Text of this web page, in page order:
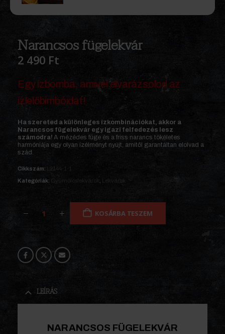
Narancsos fügelekvár
2 490 Ft
Egy ízbomba, amivel elvarázsolod az
ízlelőbimbóidat!
Ha szereted a különleges ízkombinációkat, akkor a
Narancsos fügelekvár egy igazi felfedezés lesz
számodra! A mézédes füge és a friss narancs tökéletes
harmóniája egy olyan ízélményt nyújt, amitől garantáltan elolvad a
szád.
Cikkszám:
L2144-1-1
Kategóriák: Gyümölcslekvárok Lekvárok
KOSÁRBA TESZEM
LEÍRÁS
NARANCSOS FÜGELEKVÁR